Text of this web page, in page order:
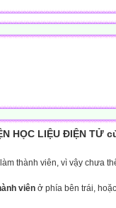
HỌC LIỆU ĐIỆN TỬ
thành viên, vì vậy chưa
viên ở phía bên trái, hoặc